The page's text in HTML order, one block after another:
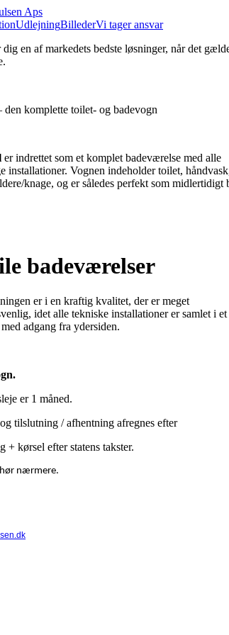
UdlejningBillederVi tager ansvar
en af markedets bedste løsninger, når det
den komplette toilet- og badevogn
er indrettet som et komplet badeværelse med alle
installationer. Vognen indeholder toilet,
knage, og er således perfekt som
badeværelser
er i en kraftig kvalitet, der er meget
idet alle tekniske installationer er samlet i et
adgang fra ydersiden.
er 1 måned.
tilslutning / afhentning afregnes efter
+ kørsel efter statens takster.
nærmere.